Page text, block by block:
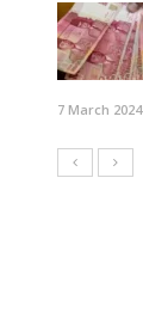
7 March 2024